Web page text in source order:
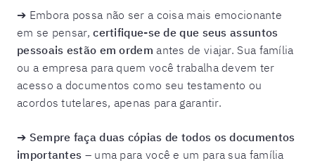
➔ Embora possa não ser a coisa mais emocionante
em se pensar, certifique-se de que seus assuntos
pessoais estão em ordemantes de viajar. Sua família
ou a empresa para quem você trabalha devem ter
acesso a documentos como seu testamento ou
acordos tutelares, apenas para garantir.
➔ Sempre faça duas cópias de todos os documentos
importantes – uma para você e um para sua família